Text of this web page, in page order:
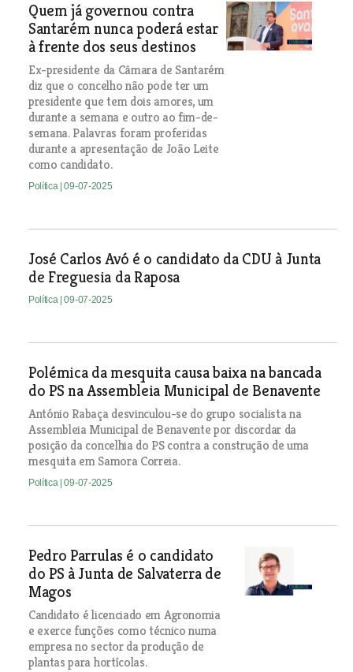
Quem já governou contra
Santarém nunca poderá estar
à frente dos seus destinos
Ex-presidente da Câmara de Santarém
diz que o concelho não pode ter um
presidente que tem dois amores, um
durante a semana e outro ao fim-de-
semana. Palavras foram proferidas
durante a apresentação de João Leite
como candidato.
Política | 09-07-2025
José Carlos Avó é o candidato da CDU à Junta
de Freguesia da Raposa
Política | 09-07-2025
Polémica da mesquita causa baixa na bancada
do PS na Assembleia Municipal de Benavente
António Rabaça desvinculou-se do grupo socialista na
Assembleia Municipal de Benavente por discordar da
posição da concelhia do PS contra a construção de uma
mesquita em Samora Correia.
Política | 09-07-2025
Pedro Parrulas é o candidato
do PS à Junta de Salvaterra de
Magos
Candidato é licenciado em Agronomia
e exerce funções como técnico numa
empresa no sector da produção de
plantas para hortícolas.